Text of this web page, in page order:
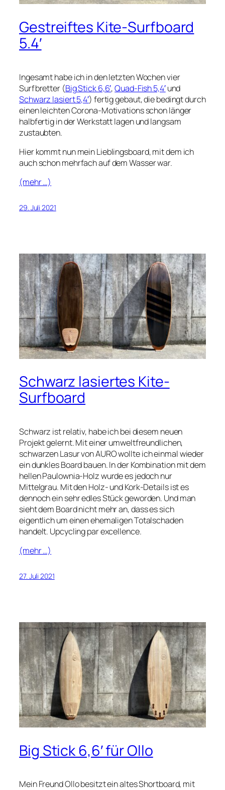
Gestreiftes Kite-Surfboard
5.4′
Ingesamt habe ich in den letzten Wochen vier
Surfbretter (Big Stick 6,6′,Quad-Fish 5,4′und
Schwarz lasiert 5,4′) fertig gebaut, die bedingt durch
einen leichten Corona-Motivations schon länger
halbfertig in der Werkstatt lagen und langsam
zustaubten.
Hier kommt nun mein Lieblingsboard, mit dem ich
auch schon mehrfach auf dem Wasser war.
(mehr …)
29. Juli 2021
Schwarz lasiertes Kite-
Surfboard
Schwarz ist relativ, habe ich bei diesem neuen
Projekt gelernt. Mit einer umweltfreundlichen,
schwarzen Lasur von AURO wollte ich einmal wieder
ein dunkles Board bauen. In der Kombination mit dem
hellen Paulownia-Holz wurde es jedoch nur
Mittelgrau. Mit den Holz- und Kork-Details ist es
dennoch ein sehr edles Stück geworden. Und man
sieht dem Board nicht mehr an, dass es sich
eigentlich um einen ehemaligen Totalschaden
handelt. Upcycling par excellence.
(mehr …)
27. Juli 2021
Big Stick 6,6′ für Ollo
Mein Freund Ollo besitzt ein altes Shortboard, mit